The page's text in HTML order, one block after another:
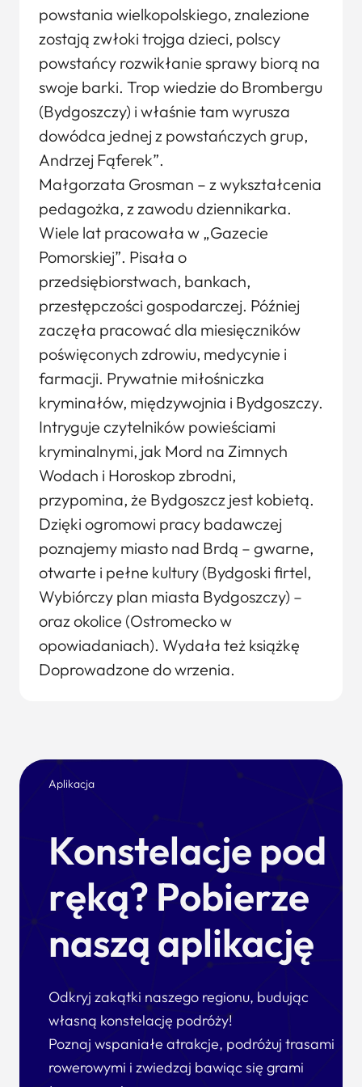
powstania wielkopolskiego, znalezione
zostają zwłoki trojga dzieci, polscy
powstańcy rozwikłanie sprawy biorą na
swoje barki. Trop wiedzie do Brombergu
(Bydgoszczy) i właśnie tam wyrusza
dowódca jednej z powstańczych grup,
Andrzej Fąferek”.
Małgorzata Grosman – z wykształcenia
pedagożka, z zawodu dziennikarka.
Wiele lat pracowała w „Gazecie
Pomorskiej”. Pisała o
przedsiębiorstwach, bankach,
przestępczości gospodarczej. Później
zaczęła pracować dla miesięczników
poświęconych zdrowiu, medycynie i
farmacji. Prywatnie miłośniczka
kryminałów, międzywojnia i Bydgoszczy.
Intryguje czytelników powieściami
kryminalnymi, jak Mord na Zimnych
Wodach i Horoskop zbrodni,
przypomina, że Bydgoszcz jest kobietą.
Dzięki ogromowi pracy badawczej
poznajemy miasto nad Brdą – gwarne,
otwarte i pełne kultury (Bydgoski firtel,
Wybiórczy plan miasta Bydgoszczy) –
oraz okolice (Ostromecko w
opowiadaniach). Wydała też książkę
Doprowadzone do wrzenia.
Aplikacja
Konstelacje pod
ręką? Pobierze
naszą aplikację
Odkryj zakątki naszego regionu, budując
własną konstelację podróży!
Poznaj wspaniałe atrakcje, podróżuj trasami
rowerowymi i zwiedzaj bawiąc się grami